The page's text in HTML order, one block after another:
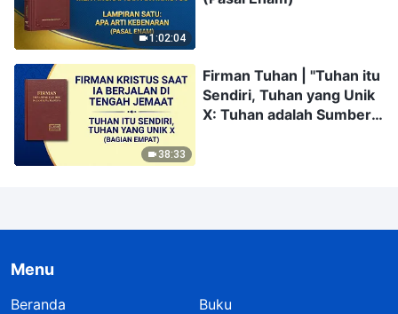
1:02:04
38:33
Firman Tuhan | "Tuhan itu
Sendiri, Tuhan yang Unik
X: Tuhan adalah Sumber
Menu
Beranda
Buku